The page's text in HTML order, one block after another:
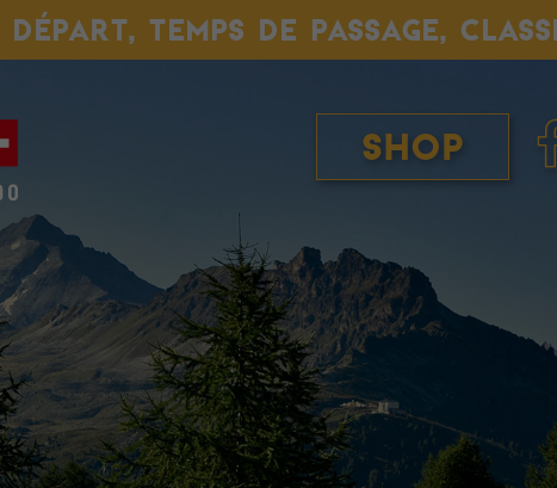
TEMPS DE PASSAGE,
Shop